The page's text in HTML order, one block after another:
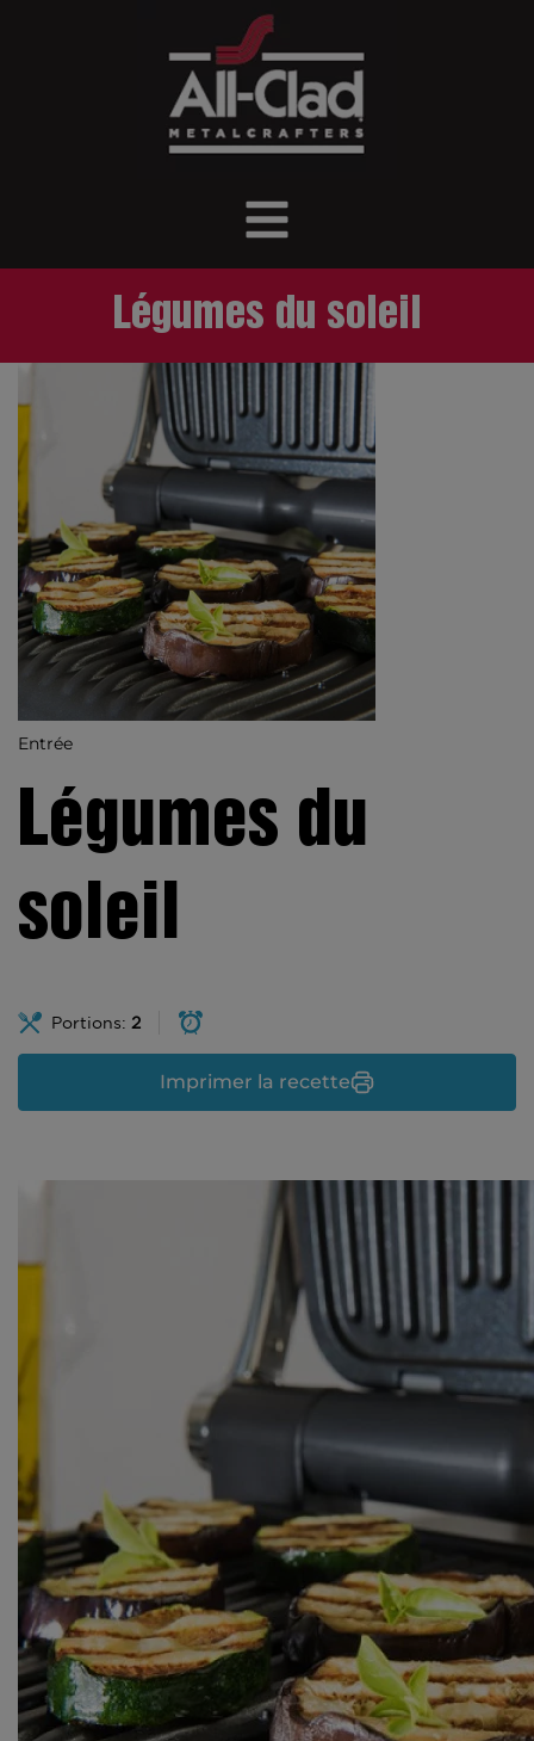
Légumes du soleil
Entrée
Légumes du
soleil
Portions: 2
Imprimer la recette